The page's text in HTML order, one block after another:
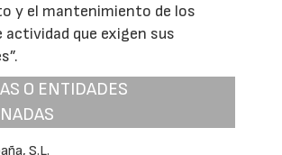
y el mantenimiento de los
actividad que exigen sus
O ENTIDADES
S.L.